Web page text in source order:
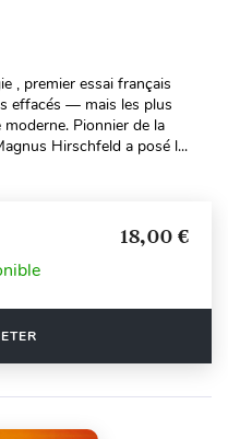
, premier essai français
effacés — mais les plus
Pionnier de la
Hirschfeld a posé l...
18,00 €